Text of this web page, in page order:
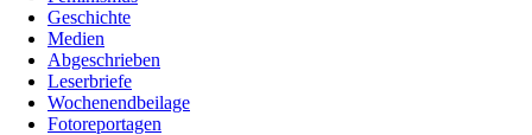
Geschichte
Medien
Abgeschrieben
Leserbriefe
Wochenendbeilage
Fotoreportagen